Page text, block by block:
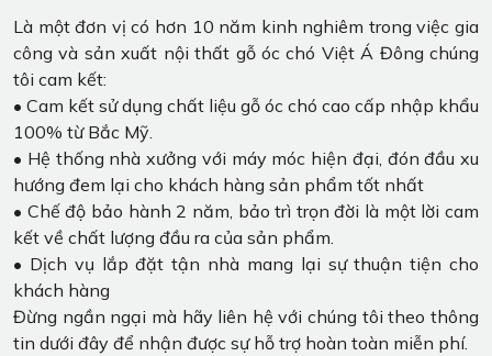
Là một đơn vị có hơn 10 năm kinh nghiêm trong việc gia
công và sản xuất nội thất gỗ óc chó Việt Á Đông chúng
tôi cam kết:
• Cam kết sử dụng chất liệu gỗ óc chó cao cấp nhập khẩu
100% từ Bắc Mỹ.
• Hệ thống nhà xưởng với máy móc hiện đại, đón đầu xu
hướng đem lại cho khách hàng sản phẩm tốt nhất
• Chế độ bảo hành 2 năm, bảo trì trọn đời là một lời cam
kết về chất lượng đầu ra của sản phẩm.
• Dịch vụ lắp đặt tận nhà mang lại sự thuận tiện cho
khách hàng
Đừng ngần ngại mà hãy liên hệ với chúng tôi theo thông
tin dưới đây để nhận được sự hỗ trợ hoàn toàn miễn phí.